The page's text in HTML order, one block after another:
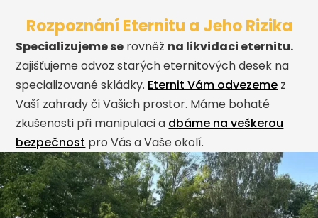
Rozpoznání Eternitu a Jeho Rizika
Specializujeme se rovněž na likvidaci eternitu.
Zajišťujeme odvoz starých eternitových desek na
specializované skládky. Eternit Vám odvezeme z
Vaší zahrady či Vašich prostor. Máme bohaté
zkušenosti při manipulaci a dbáme na veškerou
bezpečnost pro Vás a Vaše okolí.